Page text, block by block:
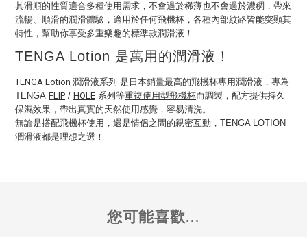
其滑順的性質適合多種使用需求，不會過於稀薄也不會過於濃稠，帶來
流暢、順滑的潤滑體驗，適用於任何飛機杯，各種內部紋路皆能突顯其
特性，幫助你享受多重樂趣的標準款潤滑液！
TENGA Lotion 是萬用的潤滑液！
TENGA Lotion 潤滑液系列 是日本銷量最高的飛機杯專用潤滑液，專為
TENGA FLIP / HOLE 系列等重複使用型飛機杯而調製，配方提供持久
保濕效果，帶出真實的天然使用感覺，容易清洗。
無論是搭配飛機杯使用，還是情侶之間的親密互動，TENGA LOTION
潤滑液都是理想之選！
您可能喜歡...